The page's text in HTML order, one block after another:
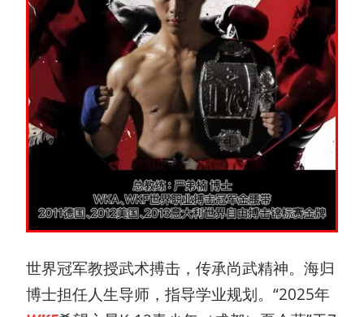
世界冠军教授武术搏击，传承尚武精神。海归
博士担任人生导师，指导学业规划。“2025年